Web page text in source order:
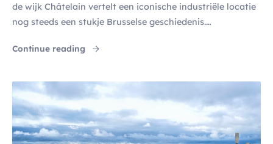
de wijk Châtelain vertelt een iconische industriële locatie
nog steeds een stukje Brusselse geschiedenis.
50, is sinds het begin van de
momumentale gebouwen in een snel veranderende stad,
voldoet de infrastructuur –
ontworpen voor een ander tijdperk – niet
langer volledig aan de eisen van vandaag. Juist op
Continue reading "D’Ieteren mail: hoe data de